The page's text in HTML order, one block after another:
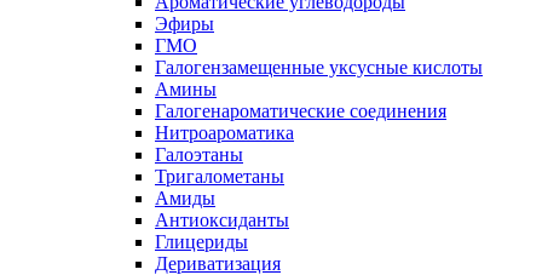
Эфиры
ГМО
Галогензамещенные уксусные кислоты
Амины
Галогенароматические соединения
Нитроароматика
Галоэтаны
Тригалометаны
Амиды
Антиоксиданты
Глицериды
Дериватизация